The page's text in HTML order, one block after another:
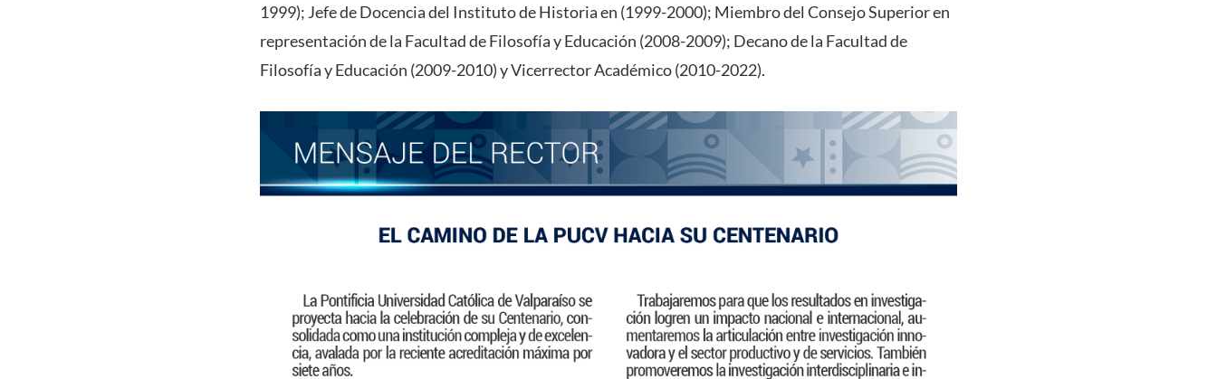
1999); Jefe de Docencia del Instituto de Historia en (1999-2000); Miembro del Consejo Superior en
representación de la Facultad de Filosofía y Educación (2008-2009); Decano de la Facultad de
Filosofía y Educación (2009-2010) y Vicerrector Académico (2010-2022).